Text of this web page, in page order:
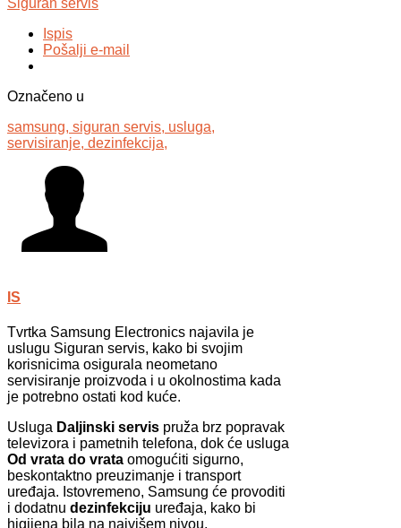
Ispis
Pošalji e-mail
Označeno u
samsung, siguran servis, usluga,
servisiranje, dezinfekcija,
IS
Tvrtka Samsung Electronics najavila je
uslugu Siguran servis, kako bi svojim
korisnicima osigurala neometano
servisiranje proizvoda i u okolnostima kada
je potrebno ostati kod kuće.
Usluga Daljinski servis pruža brz popravak
televizora i pametnih telefona, dok će usluga
Od vrata do vrata omogućiti sigurno,
beskontaktno preuzimanje i transport
uređaja. Istovremeno, Samsung će provoditi
i dodatnu dezinfekciju uređaja, kako bi
higijena bila na najvišem nivou.